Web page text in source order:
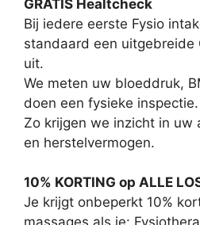
GRATIS Healtcheck
Bij iedere eerste Fysio
standaard een uitgebreide
uit.
We meten uw bloeddruk,
doen een fysieke inspectie.
Zo krijgen we inzicht in uw
en herstelvermogen.
10% KORTING op ALLE
Je krijgt onbeperkt 10%
massages als je: